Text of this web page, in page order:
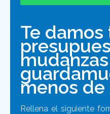
Te damos
menos de
Rellena el siguiente